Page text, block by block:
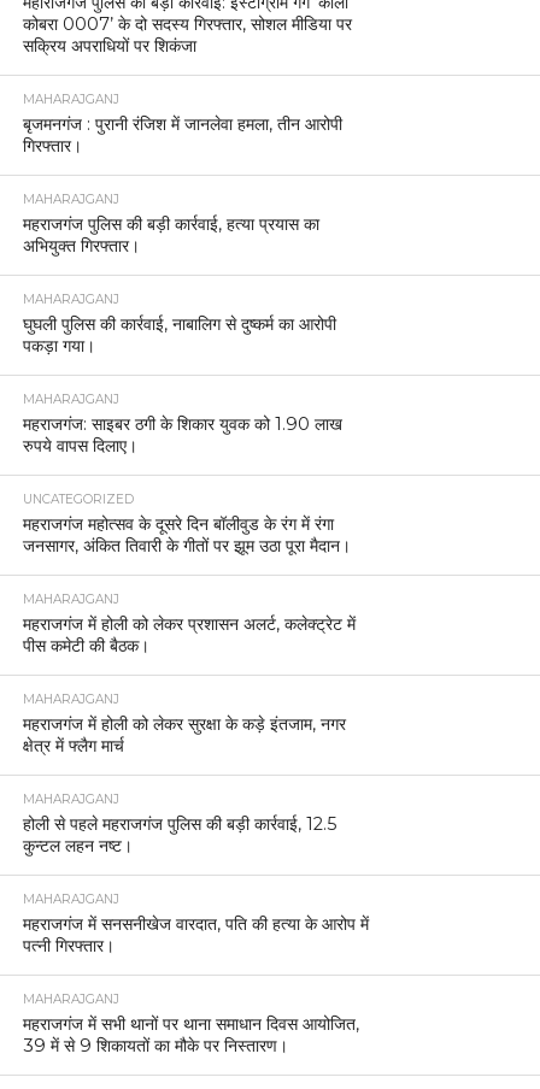
कोबरा 0007’ के दो सदस्य गिरफ्तार, सोशल मीडिया पर
सक्रिय अपराधियों पर शिकंजा
MAHARAJGANJ
बृजमनगंज : पुरानी रंजिश में जानलेवा हमला, तीन आरोपी
गिरफ्तार।
MAHARAJGANJ
महराजगंज पुलिस की बड़ी कार्रवाई, हत्या प्रयास का
अभियुक्त गिरफ्तार।
MAHARAJGANJ
घुघली पुलिस की कार्रवाई, नाबालिग से दुष्कर्म का आरोपी
पकड़ा गया।
MAHARAJGANJ
महराजगंज: साइबर ठगी के शिकार युवक को 1.90 लाख
रुपये वापस दिलाए।
UNCATEGORIZED
महराजगंज महोत्सव के दूसरे दिन बॉलीवुड के रंग में रंगा
जनसागर, अंकित तिवारी के गीतों पर झूम उठा पूरा मैदान।
MAHARAJGANJ
महराजगंज में होली को लेकर प्रशासन अलर्ट, कलेक्ट्रेट में
पीस कमेटी की बैठक।
MAHARAJGANJ
महराजगंज में होली को लेकर सुरक्षा के कड़े इंतजाम, नगर
क्षेत्र में फ्लैग मार्च
MAHARAJGANJ
होली से पहले महराजगंज पुलिस की बड़ी कार्रवाई, 12.5
कुन्टल लहन नष्ट।
MAHARAJGANJ
महराजगंज में सनसनीखेज वारदात, पति की हत्या के आरोप में
पत्नी गिरफ्तार।
MAHARAJGANJ
महराजगंज में सभी थानों पर थाना समाधान दिवस आयोजित,
39 में से 9 शिकायतों का मौके पर निस्तारण।